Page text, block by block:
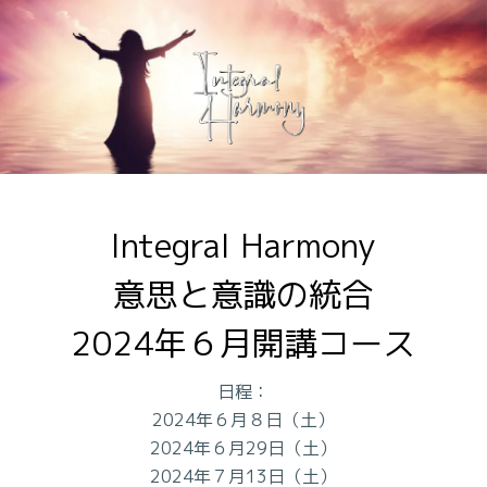
Integral Harmony
意思と意識の統合
2024年６月開講コース
日程：
2024年６月８日（土）
2024年６月29日（土）
2024年７月13日（土）